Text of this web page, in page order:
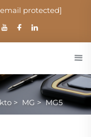
protected]
> MG >MG5